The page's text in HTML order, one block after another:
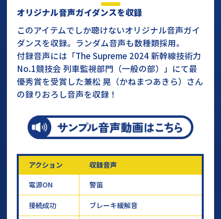
オリジナル音声ガイダンスを収録
このアイテムでしか聴けないオリジナル音声ガイ
ダンスを収録。ランダム音声も数種類採用。
付録音声には「The Supreme 2024 新幹線技術力
No.1競技会 列車監視部門（一般の部）」にて最
優秀賞を受賞した兼松 晃（かねまつあきら）さん
の録りおろし音声を収録！
アクション
収録音声
電源ON
警笛
接続成功 ブレーキ緩解音